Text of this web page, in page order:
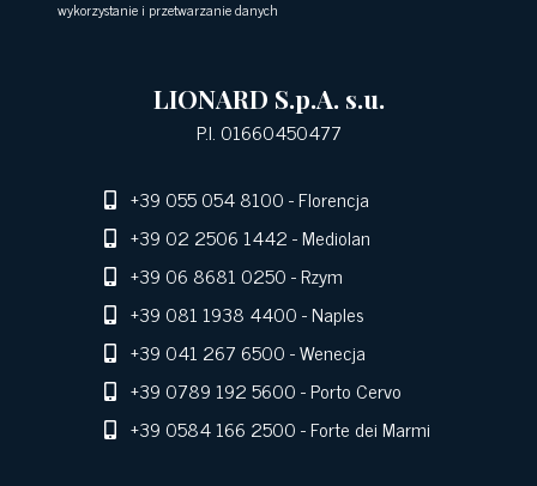
wykorzystanie i przetwarzanie danych
LIONARD S.p.A. s.u.
P.I. 01660450477
+39 055 054 8100- Florencja
+39 02 2506 1442- Mediolan
+39 06 8681 0250- Rzym
+39 081 1938 4400- Naples
+39 041 267 6500- Wenecja
+39 0789 192 5600- Porto Cervo
+39 0584 166 2500- Forte dei Marmi